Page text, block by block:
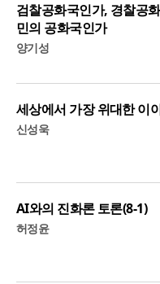
검찰공화국인가, 경찰공
민의 공화국인가
양기성
세상에서 가장 위대한 이
신성욱
AI와의 진화론 토론(8-1)
허정윤